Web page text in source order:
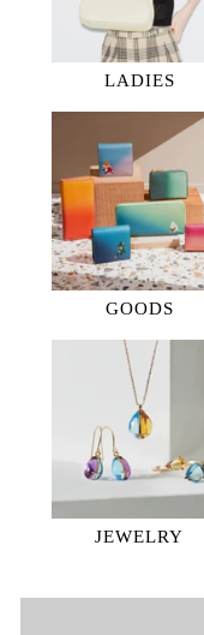
LADIES
GOODS
JEWELRY